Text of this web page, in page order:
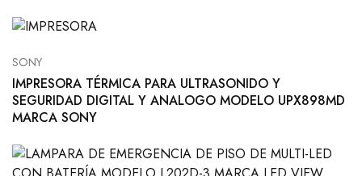
SONY
IMPRESORA TÉRMICA PARA ULTRASONIDO Y
SEGURIDAD DIGITAL Y ANALOGO MODELO UPX898MD
MARCA SONY